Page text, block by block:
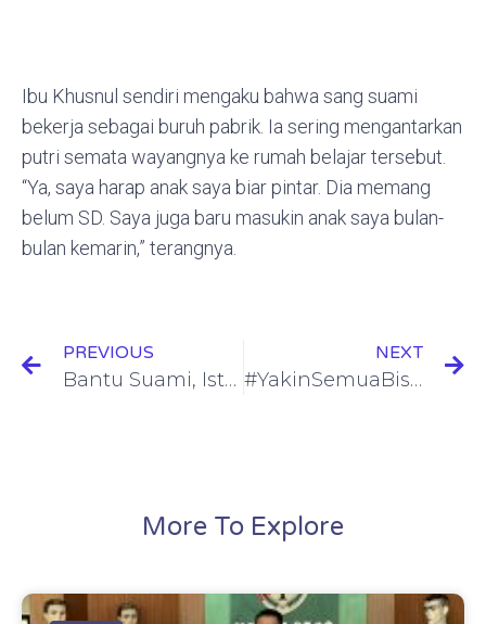
Ibu Khusnul sendiri mengaku bahwa sang suami
bekerja sebagai buruh pabrik. Ia sering mengantarkan
putri semata wayangnya ke rumah belajar tersebut.
“Ya, saya harap anak saya biar pintar. Dia memang
belum SD. Saya juga baru masukin anak saya bulan-
bulan kemarin,” terangnya.
PREVIOUS
Bantu Suami, Istri Pemulung Ini Jadi Pencuci Pakaian Harian Saat Wabah Covid-19
NEXT
#YakinSemuaBisaMAKAN, Makanan Bergizi Gratis untuk Anak di Rumah Belajar Kapuk
More To Explore